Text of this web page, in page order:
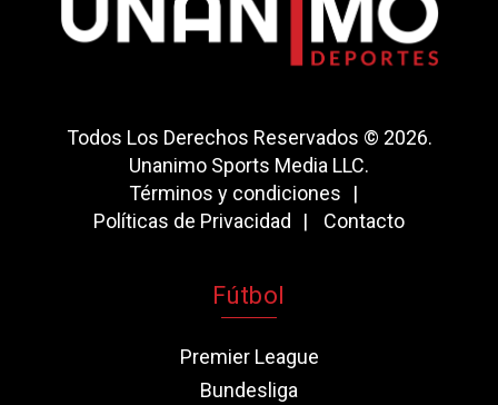
Todos Los Derechos Reservados © 2026.
Unanimo Sports Media LLC.
Términos y condiciones
Políticas de Privacidad
Contacto
Fútbol
Premier League
Bundesliga